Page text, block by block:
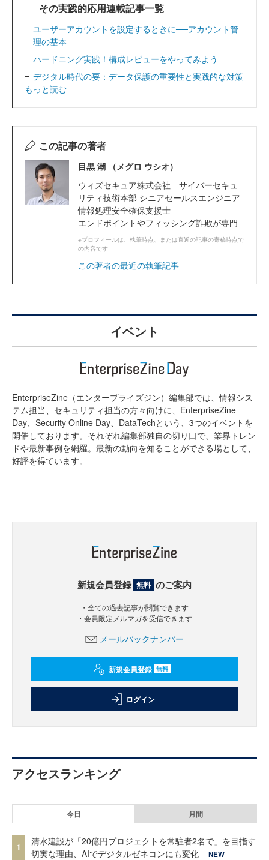
その実践的応用連載記事一覧
ユーザーアカウントを設定するときに──アカウント管
理の基本
ハードニング実践！構成レビューをやってみよう
デジタル時代の要：データ保護の重要性と実践的な対策
もっと読む
この記事の著者
目黒 潮 （メグロ ウシオ）
ウィズセキュア株式会社 サイバーセキュ
リティ技術本部 シニアセールスエンジニア
情報処理安全確保支援士
エンドポイントやフィッシング詐欺が専門
※プロフィールは、執筆時点、または直近の記事の寄稿時点で
の内容です
この著者の最近の執筆記事
イベント
EnterpriseZine（エンタープライズジン）編集部では、情報シス
テム担当、セキュリティ担当の方々向けに、EnterpriseZine
Day、Security Online Day、DataTechという、3つのイベントを
開催しております。それぞれ編集部独自の切り口で、業界トレン
ドや最新事例を網羅。最新の動向を知ることができる場として、
好評を得ています。
新規会員登録 無料 のご案内
・全ての過去記事が閲覧できます
・会員限定メルマガを受信できます
メールバックナンバー
新規会員登録 無料
ログイン
アクセスランキング
今日 月間
1
清水建設が「20億円プロジェクトを常駐者2名で」を目指す
切実な理由、AIでデジタルゼネコンにも変化
NEW